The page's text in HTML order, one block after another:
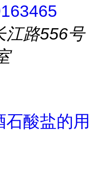
江路556号
酸盐的用